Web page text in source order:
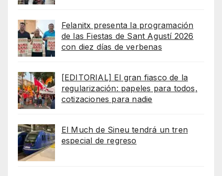
Felanitx presenta la programación
de las Fiestas de Sant Agustí 2026
con diez días de verbenas
[EDITORIAL] El gran fiasco de la
regularización: papeles para todos,
cotizaciones para nadie
El Much de Sineu tendrá un tren
especial de regreso